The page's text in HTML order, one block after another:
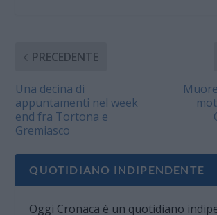
PRECEDENTE
Una decina di
appuntamenti nel week
end fra Tortona e
Gremiasco
QUOTIDIANO INDIPENDENTE
Oggi Cronaca è un quotidiano